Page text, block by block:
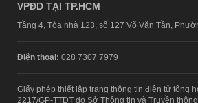
VPĐD TẠI TP.HCM
Tầng 4, Tòa nhà 123, số 127 Võ Văn Tần,
Điện thoại: 028 7307 7979
Giấy phép thiết lập trang thông tin điện tử tổng
2217/GP-TTĐT do Sở Thông tin và Truyền